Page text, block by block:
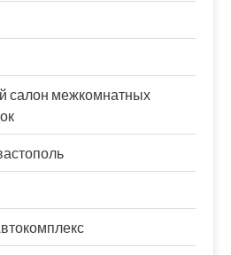
салон межкомнатных